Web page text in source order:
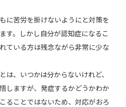
に苦労を掛けないようにと対策を
す。しかし自分が認知症になるこ
ている方は残念ながら非常に少な
は、いつかは分からないけれど、
しますが、発症するかどうかわか
ることではないため、対応がおろ